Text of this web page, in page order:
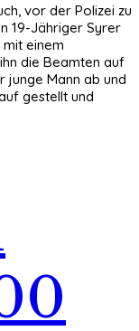
vor der Polizei zu
19-Jähriger Syrer
einem
die Beamten auf
junge Mann ab und
gestellt und